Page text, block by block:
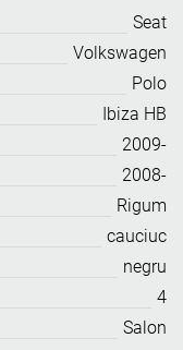
Seat
Volkswagen
Polo
Ibiza HB
2009-
2008-
Rigum
cauciuc
negru
4
Salon